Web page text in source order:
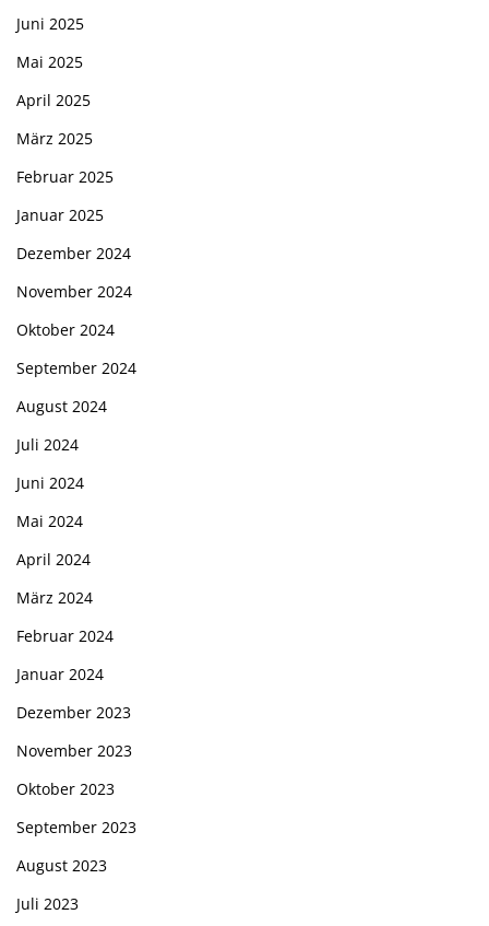
Juni 2025
Mai 2025
April 2025
März 2025
Februar 2025
Januar 2025
Dezember 2024
November 2024
Oktober 2024
September 2024
August 2024
Juli 2024
Juni 2024
Mai 2024
April 2024
März 2024
Februar 2024
Januar 2024
Dezember 2023
November 2023
Oktober 2023
September 2023
August 2023
Juli 2023